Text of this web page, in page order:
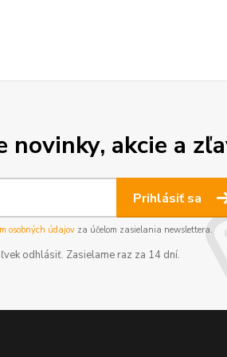
novinky, akcie a
Prihlásiť sa
osobných údajovza účelom zasielania newslettera.
odhlásiť. Zasielame raz za 14 dní.